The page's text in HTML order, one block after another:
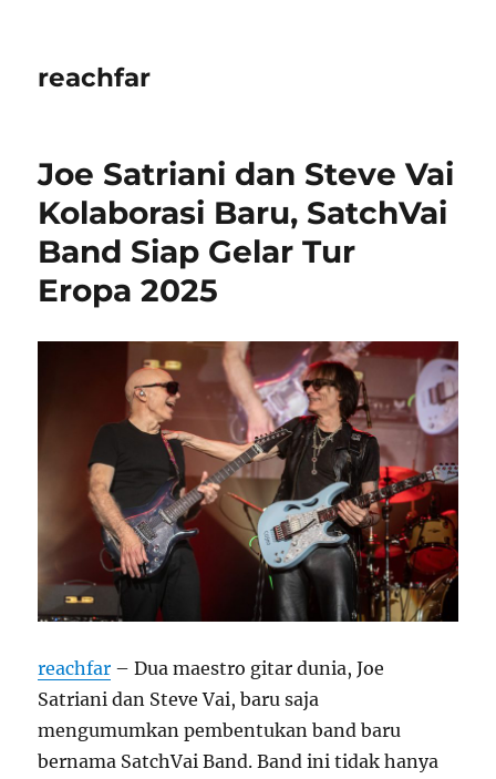
reachfar
Joe Satriani dan Steve Vai
Kolaborasi Baru, SatchVai
Band Siap Gelar Tur
Eropa 2025
reachfar – Dua maestro gitar dunia, Joe
Satriani dan Steve Vai, baru saja
mengumumkan pembentukan band baru
bernama SatchVai Band. Band ini tidak hanya